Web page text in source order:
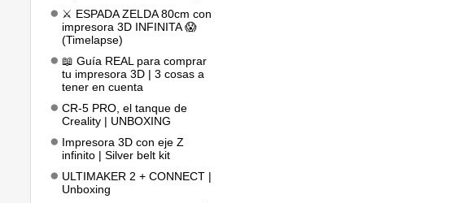
⚔️ ESPADA ZELDA 80cm con
impresora 3D INFINITA 😱
(Timelapse)
📖 Guía REAL para comprar
tu impresora 3D | 3 cosas a
tener en cuenta
CR-5 PRO, el tanque de
Creality | UNBOXING
Impresora 3D con eje Z
infinito | Silver belt kit
ULTIMAKER 2 + CONNECT |
Unboxing